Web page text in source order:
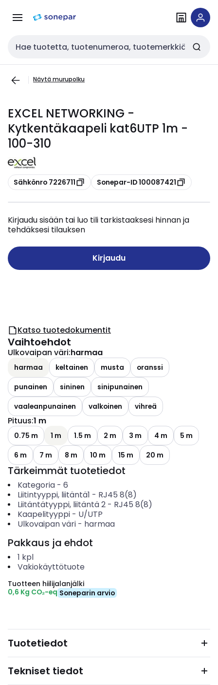
navigointiinsisältöön
Haku
Näytä murupolku
EXCEL NETWORKING -
Kytkentäkaapeli kat6UTP 1m -
100-310
Kopioi
Sähkönro 7226711 Kopioi
Sonepar-ID 100087421
Kirjaudu sisään tai luo tili tarkistaaksesi hinnan ja
tehdäksesi tilauksen
Kirjaudu
Katso tuotedokumentit
Vaihtoehdot
Ulkovaipan väri:harmaa
harmaa keltainen musta
oranssi
punainen
sininen
sinipunainen
vaaleanpunainen
valkoinen vihreä
Pituus:1 m
0.75 m 1 m 1.5 m 2 m 3 m 4 m
5 m
6 m
7 m 8 m 10 m 15 m 20 m
Tärkeimmät tuotetiedot
Kategoria- 6
Liitintyyppi, liitäntä1 - RJ45 8(8)
Liitäntätyyppi, liitäntä 2- RJ45 8(8)
Kaapelityyppi- U/UTP
Ulkovaipan väri- harmaa
Pakkaus ja ehdot
1 kpl
Vakiokäyttötuote
Tuotteen hiilijalanjälki
0,6 Kg CO₂-eq Soneparin arvio
Tuotetiedot
Tekniset tiedot